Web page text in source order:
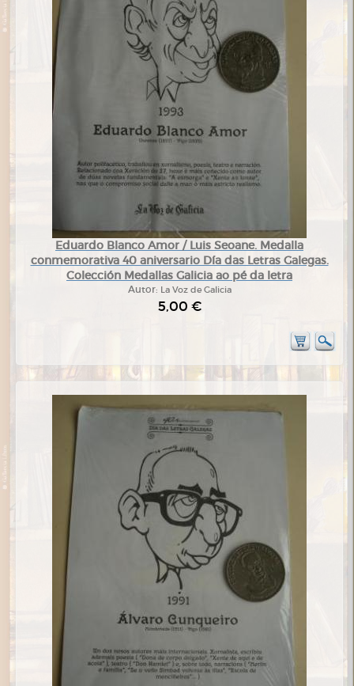
Eduardo Blanco Amor / Luis Seoane. Medalla
conmemorativa 40 aniversario Día das Letras Galegas.
Colección Medallas Galicia ao pé da letra
Autor: La Voz de Galicia
5,00 €